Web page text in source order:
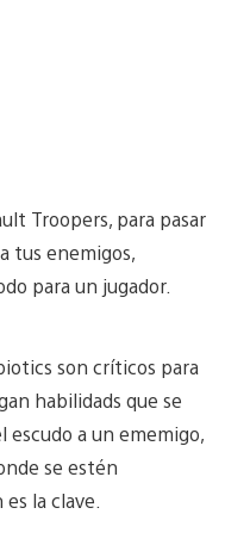
Troopers, para pasar
tus enemigos,
para un jugador.
son críticos para
habilidads que se
a un ememigo,
se estén
la clave.